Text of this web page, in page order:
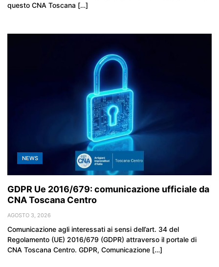
questo CNA Toscana […]
NEWS
GDPR Ue 2016/679: comunicazione ufficiale da
CNA Toscana Centro
AGOSTO 3, 2026
Comunicazione agli interessati ai sensi dell’art. 34 del
Regolamento (UE) 2016/679 (GDPR) attraverso il portale di
CNA Toscana Centro. GDPR, Comunicazione […]